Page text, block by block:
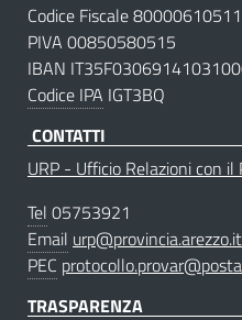
Codice Fiscale 80000610511
PIVA 00850580515
IBAN
Codice IPA IGT3BQ
CONTATTI
URP - Ufficio Relazioni con il
Tel 05753921
Email urp@provincia.arezzo.it
PEC
TRASPARENZA